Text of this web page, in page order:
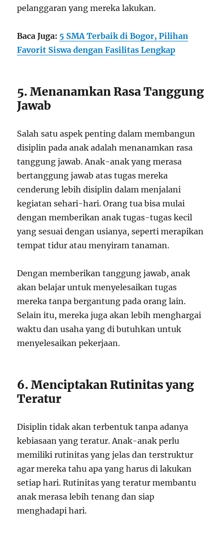
pelanggaran yang mereka lakukan.
Baca Juga: 5 SMA Terbaik di Bogor, Pilihan
Favorit Siswa dengan Fasilitas Lengkap
5. Menanamkan Rasa Tanggung
Jawab
Salah satu aspek penting dalam membangun
disiplin pada anak adalah menanamkan rasa
tanggung jawab. Anak-anak yang merasa
bertanggung jawab atas tugas mereka
cenderung lebih disiplin dalam menjalani
kegiatan sehari-hari. Orang tua bisa mulai
dengan memberikan anak tugas-tugas kecil
yang sesuai dengan usianya, seperti merapikan
tempat tidur atau menyiram tanaman.
Dengan memberikan tanggung jawab, anak
akan belajar untuk menyelesaikan tugas
mereka tanpa bergantung pada orang lain.
Selain itu, mereka juga akan lebih menghargai
waktu dan usaha yang di butuhkan untuk
menyelesaikan pekerjaan.
6. Menciptakan Rutinitas yang
Teratur
Disiplin tidak akan terbentuk tanpa adanya
kebiasaan yang teratur. Anak-anak perlu
memiliki rutinitas yang jelas dan terstruktur
agar mereka tahu apa yang harus di lakukan
setiap hari. Rutinitas yang teratur membantu
anak merasa lebih tenang dan siap
menghadapi hari.